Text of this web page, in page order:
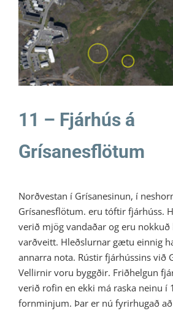
11 – Fjárhús á
Litli Ratleikur 2020 Litli
11 – Fjárhús á
Grísanesflötum
Norðvestan í Grísanesinun, í
Grísanesflötum. eru tóftir fjárhúss.
verið mjög vandaðar og eru nokkuð
varðveitt. Hleðslurnar gætu einnig
annarra nota. Rústir fjárhússins við
Vellirnir voru byggðir. Friðhelgun
verið rofin en ekki má raska neinu
fornminjum. Þar er nú fyrirhugað